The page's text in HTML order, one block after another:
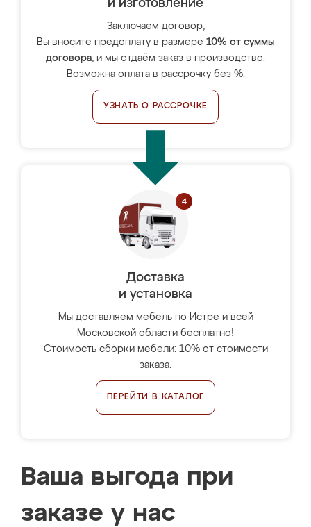
и изготовление
Заключаем договор,
Вы вносите предоплату в размере 10% от суммы
договора, и мы отдаём заказ в производство.
Возможна оплата в рассрочку без %.
УЗНАТЬ О РАССРОЧКЕ
Доставка
и установка
Мы доставляем мебель по Истре и всей
Московской области бесплатно!
Стоимость сборки мебели: 10% от стоимости
заказа.
ПЕРЕЙТИ В КАТАЛОГ
Ваша выгода при
заказе у нас